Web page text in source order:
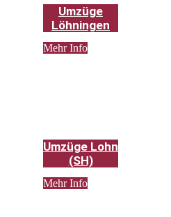
Umzüge
Löhningen
Mehr Info
Umzüge Lohn
(SH)
Mehr Info